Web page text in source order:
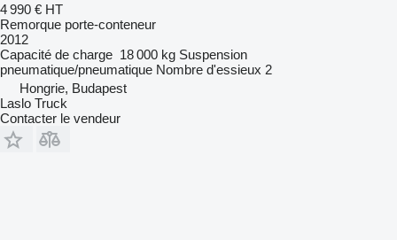
4 990 € HT
Remorque porte-conteneur
2012
Capacité de charge 18 000 kg Suspension
pneumatique/pneumatique Nombre d'essieux 2
Hongrie, Budapest
Laslo Truck
Contacter le vendeur